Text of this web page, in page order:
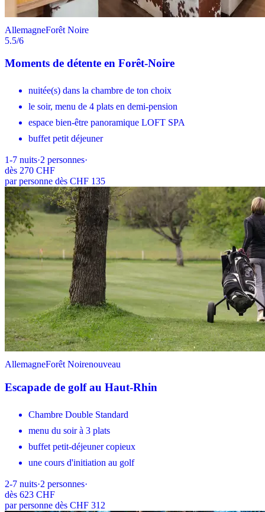
AllemagneForêt Noire
5.5/6
Moments de détente en Forêt-Noire
nuitée(s) dans la chambre de ton choix
le soir, menu de 4 plats en demi-pension
espace bien-être panoramique LOFT SPA
buffet petit déjeuner
1-7 nuits·2 personnes·
dès 270 CHF
par personne dès CHF 135
AllemagneForêt Noirenouveau
Escapade de golf au Haut-Rhin
Chambre Double Standard
menu du soir à 3 plats
buffet petit-déjeuner copieux
une cours d'initiation au golf
2-7 nuits·2 personnes·
dès 623 CHF
par personne dès CHF 312